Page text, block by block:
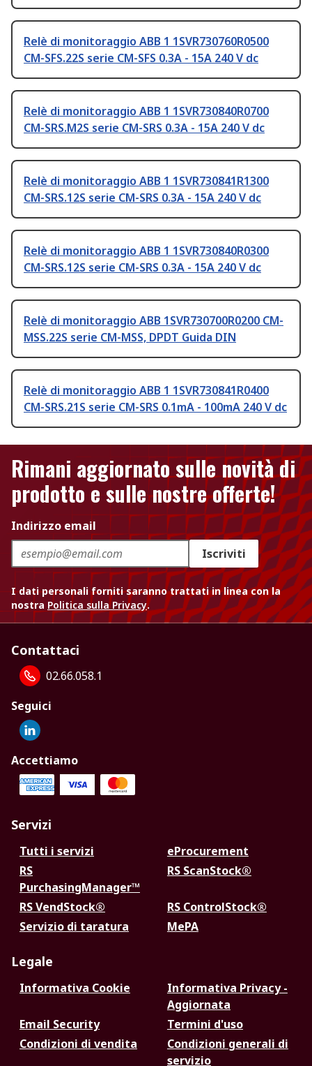
Relè di monitoraggio ABB 1 1SVR730760R0500
CM-SFS.22S serie CM-SFS 0.3A - 15A 240 V dc
Relè di monitoraggio ABB 1 1SVR730840R0700
CM-SRS.M2S serie CM-SRS 0.3A - 15A 240 V dc
Relè di monitoraggio ABB 1 1SVR730841R1300
CM-SRS.12S serie CM-SRS 0.3A - 15A 240 V dc
Relè di monitoraggio ABB 1 1SVR730840R0300
CM-SRS.12S serie CM-SRS 0.3A - 15A 240 V dc
Relè di monitoraggio ABB 1SVR730700R0200 CM-
MSS.22S serie CM-MSS, DPDT Guida DIN
Relè di monitoraggio ABB 1 1SVR730841R0400
CM-SRS.21S serie CM-SRS 0.1mA - 100mA 240 V dc
Rimani aggiornato sulle novità di
prodotto e sulle nostre offerte!
Indirizzo email
Iscriviti
I dati personali forniti saranno trattati in linea con la
nostra Politica sulla Privacy.
Contattaci
02.66.058.1
Seguici
Accettiamo
Servizi
Tutti i servizi
eProcurement
RS
PurchasingManager™
RS ScanStock®
RS VendStock®
RS ControlStock®
Servizio di taratura
MePA
Legale
Informativa Cookie
Informativa Privacy -
Aggiornata
Email Security
Termini d'uso
Condizioni di vendita
Condizioni generali di
servizio